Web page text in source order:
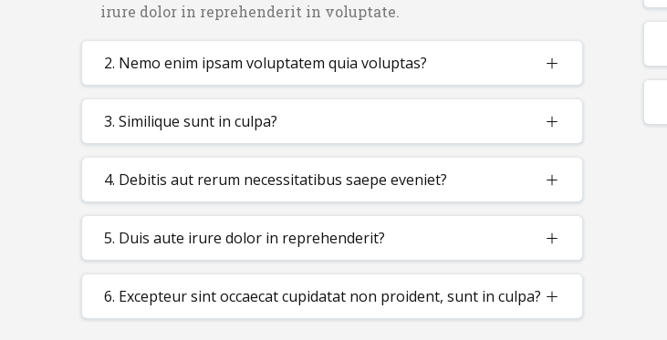
irure dolor in reprehenderit in voluptate.
2. Nemo enim ipsam voluptatem quia voluptas?
3. Similique sunt in culpa?
4. Debitis aut rerum necessitatibus saepe eveniet?
5. Duis aute irure dolor in reprehenderit?
6. Excepteur sint occaecat cupidatat non proident, sunt in culpa?